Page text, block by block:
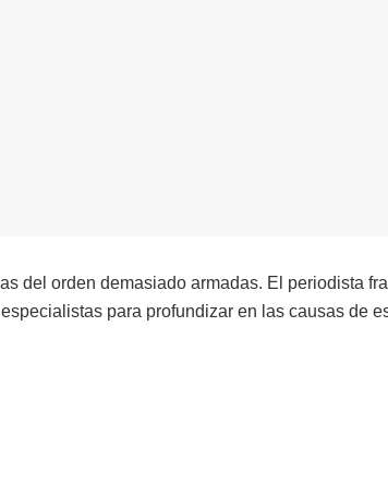
del orden demasiado armadas. El periodista
para profundizar en las causas de